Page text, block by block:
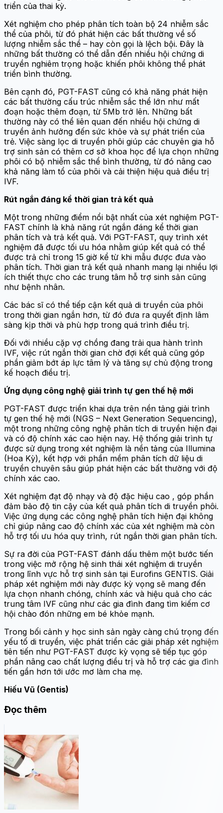
triển của thai kỳ.
Xét nghiệm cho phép phân tích toàn bộ 24 nhiễm sắc
thể của phôi, từ đó phát hiện các bất thường về số
lượng nhiễm sắc thể – hay còn gọi là lệch bội. Đây là
những bất thường có thể dẫn đến nhiều hội chứng di
truyền nghiêm trọng hoặc khiến phôi không thể phát
triển bình thường.
Bên cạnh đó, PGT-FAST cũng có khả năng phát hiện
các bất thường cấu trúc nhiễm sắc thể lớn như mất
đoạn hoặc thêm đoạn, từ 5Mb trở lên. Những bất
thường này có thể liên quan đến nhiều hội chứng di
truyền ảnh hưởng đến sức khỏe và sự phát triển của
trẻ. Việc sàng lọc di truyền phôi giúp các chuyên gia hỗ
trợ sinh sản có thêm cơ sở khoa học để lựa chọn những
phôi có bộ nhiễm sắc thể bình thường, từ đó nâng cao
khả năng làm tổ của phôi và cải thiện hiệu quả điều trị
IVF.
Rút ngắn đáng kể thời gian trả kết quả
Một trong những điểm nổi bật nhất của xét nghiệm PGT-
FAST chính là khả năng rút ngắn đáng kể thời gian
phân tích và trả kết quả. Với PGT-FAST, quy trình xét
nghiệm đã được tối ưu hóa nhằm giúp kết quả có thể
được trả chỉ trong 15 giờ kể từ khi mẫu được đưa vào
phân tích. Thời gian trả kết quả nhanh mang lại nhiều lợi
ích thiết thực cho các trung tâm hỗ trợ sinh sản cũng
như bệnh nhân.
Các bác sĩ có thể tiếp cận kết quả di truyền của phôi
trong thời gian ngắn hơn, từ đó đưa ra quyết định lâm
sàng kịp thời và phù hợp trong quá trình điều trị.
Đối với nhiều cặp vợ chồng đang trải qua hành trình
IVF, việc rút ngắn thời gian chờ đợi kết quả cũng góp
phần giảm bớt áp lực tâm lý và tăng sự chủ động trong
kế hoạch điều trị.
Ứng dụng công nghệ giải trình tự gen thế hệ mới
PGT-FAST được triển khai dựa trên nền tảng giải trình
tự gen thế hệ mới (NGS – Next Generation Sequencing),
một trong những công nghệ phân tích di truyền hiện đại
và có độ chính xác cao hiện nay. Hệ thống giải trình tự
được sử dụng trong xét nghiệm là nền tảng của Illumina
(Hoa Kỳ), kết hợp với phần mềm phân tích dữ liệu di
truyền chuyên sâu giúp phát hiện các bất thường với độ
chính xác cao.
Xét nghiệm đạt độ nhạy và độ đặc hiệu cao , góp phần
đảm bảo độ tin cậy của kết quả phân tích di truyền phôi.
Việc ứng dụng các công nghệ phân tích hiện đại không
chỉ giúp nâng cao độ chính xác của xét nghiệm mà còn
hỗ trợ tối ưu hóa quy trình, rút ngắn thời gian phân tích.
Sự ra đời của PGT-FAST đánh dấu thêm một bước tiến
trong việc mở rộng hệ sinh thái xét nghiệm di truyền
trong lĩnh vực hỗ trợ sinh sản tại Eurofins GENTIS. Giải
pháp xét nghiệm mới này được kỳ vọng sẽ mang đến
lựa chọn nhanh chóng, chính xác và hiệu quả cho các
trung tâm IVF cũng như các gia đình đang tìm kiếm cơ
hội chào đón những em bé khỏe mạnh.
Trong bối cảnh y học sinh sản ngày càng chú trọng đến
yếu tố di truyền, việc phát triển các giải pháp xét nghiệm
tiên tiến như PGT-FAST được kỳ vọng sẽ tiếp tục góp
phần nâng cao chất lượng điều trị và hỗ trợ các gia đình
tiến gần hơn tới ước mơ làm cha mẹ.
Hiếu Vũ (Gentis)
Đọc thêm